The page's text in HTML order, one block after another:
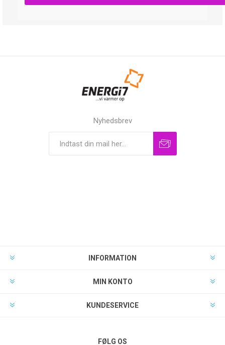
Nyhedsbrev
INFORMATION
MIN KONTO
KUNDESERVICE
FØLG OS